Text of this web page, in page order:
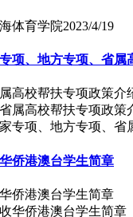
海体育学院2023/4/19
项、地方专项、省属
高校帮扶专项政策
专项、地方专项、省
侨港澳台学生简章
侨港澳台学生简章